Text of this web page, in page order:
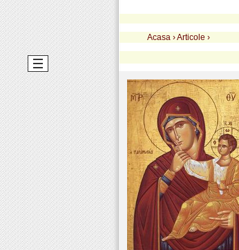
Acasa ›Articole ›